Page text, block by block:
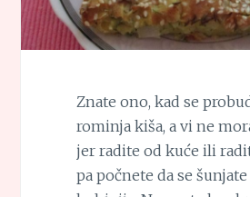
Znate ono, kad se
rominja kiša, a vi ne
jer radite od kuće ili
pa počnete da se